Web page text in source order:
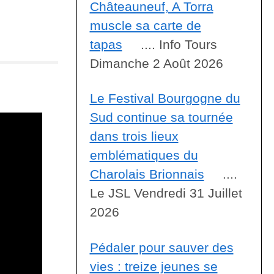
Châteauneuf, A Torra
muscle sa carte de
tapas .... Info Tours
Dimanche 2 Août 2026
Le Festival Bourgogne du
Sud continue sa tournée
dans trois lieux
emblématiques du
Charolais Brionnais ....
Le JSL Vendredi 31 Juillet
2026
Pédaler pour sauver des
vies : treize jeunes se